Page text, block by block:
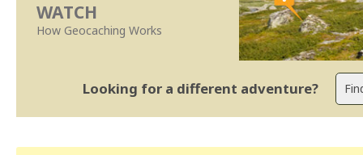
WATCH
How Geocaching Works
Looking for a different adventure?